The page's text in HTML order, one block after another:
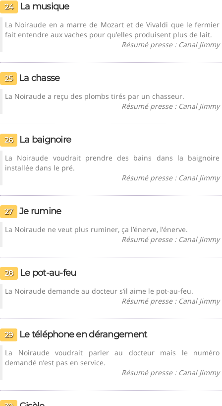
24 La musique
La Noiraude en a marre de Mozart et de Vivaldi que le fermier
fait entendre aux vaches pour qu’elles produisent plus de lait.
Résumé presse : Canal Jimmy
25 La chasse
La Noiraude a reçu des plombs tirés par un chasseur.
Résumé presse : Canal Jimmy
26 La baignoire
La Noiraude voudrait prendre des bains dans la baignoire
installée dans le pré.
Résumé presse : Canal Jimmy
27 Je rumine
La Noiraude ne veut plus ruminer, ça l’énerve, l’énerve.
Résumé presse : Canal Jimmy
28 Le pot-au-feu
La Noiraude demande au docteur s’il aime le pot-au-feu.
Résumé presse : Canal Jimmy
29 Le téléphone en dérangement
La Noiraude voudrait parler au docteur mais le numéro
demandé n’est pas en service.
Résumé presse : Canal Jimmy